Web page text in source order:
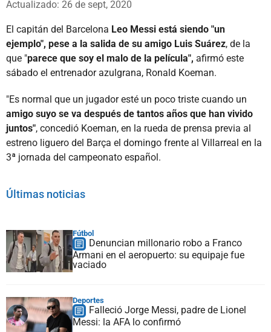
Actualizado: 26 de sept, 2020
El capitán del Barcelona Leo Messi está siendo "un
ejemplo", pese a la salida de su amigo Luis Suárez, de la
que "parece que soy el malo de la película", afirmó este
sábado el entrenador azulgrana, Ronald Koeman.
"Es normal que un jugador esté un poco triste cuando un
amigo suyo se va después de tantos años que han vivido
juntos", concedió Koeman, en la rueda de prensa previa al
estreno liguero del Barça el domingo frente al Villarreal en la
3ª jornada del campeonato español.
Últimas noticias
Fútbol
Denuncian millonario robo a Franco
Armani en el aeropuerto: su equipaje fue
vaciado
Deportes
Falleció Jorge Messi, padre de Lionel
Messi: la AFA lo confirmó